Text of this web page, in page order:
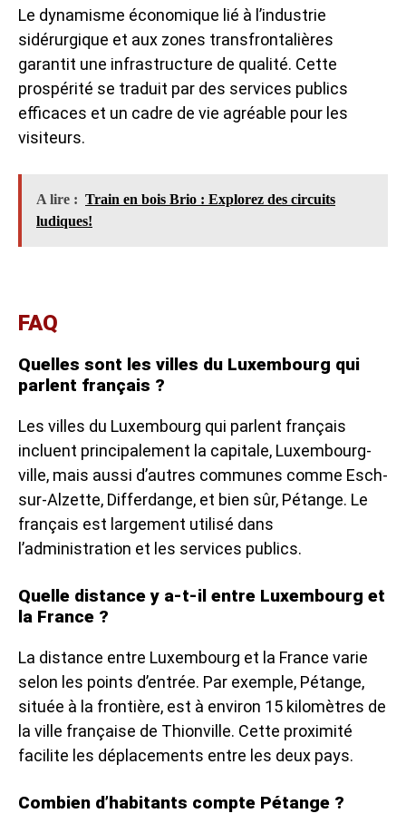
Le dynamisme économique lié à l’industrie
sidérurgique et aux zones transfrontalières
garantit une infrastructure de qualité. Cette
prospérité se traduit par des services publics
efficaces et un cadre de vie agréable pour les
visiteurs.
A lire : Train en bois Brio : Explorez des circuits
ludiques!
FAQ
Quelles sont les villes du Luxembourg qui
parlent français ?
Les villes du Luxembourg qui parlent français
incluent principalement la capitale, Luxembourg-
ville, mais aussi d’autres communes comme Esch-
sur-Alzette, Differdange, et bien sûr, Pétange. Le
français est largement utilisé dans
l’administration et les services publics.
Quelle distance y a-t-il entre Luxembourg et
la France ?
La distance entre Luxembourg et la France varie
selon les points d’entrée. Par exemple, Pétange,
située à la frontière, est à environ 15 kilomètres de
la ville française de Thionville. Cette proximité
facilite les déplacements entre les deux pays.
Combien d’habitants compte Pétange ?